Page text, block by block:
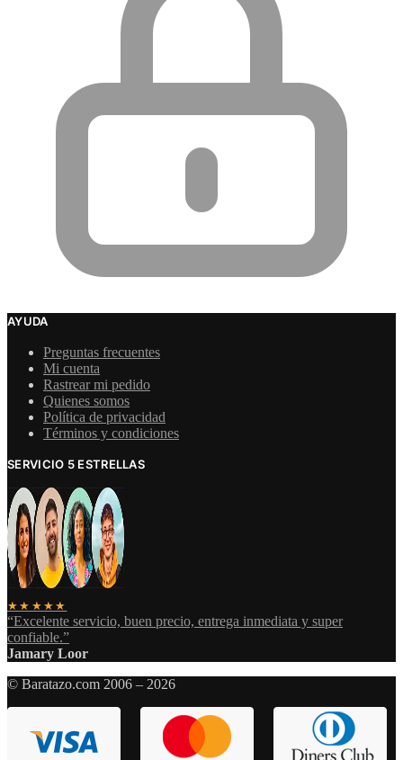
AYUDA
Preguntas frecuentes
Mi cuenta
Rastrear mi pedido
Quienes somos
Política de privacidad
Términos y condiciones
SERVICIO 5 ESTRELLAS
★★★★★
“Excelente servicio, buen precio, entrega inmediata y super
confiable.”
Jamary Loor
© Baratazo.com 2006 – 2026